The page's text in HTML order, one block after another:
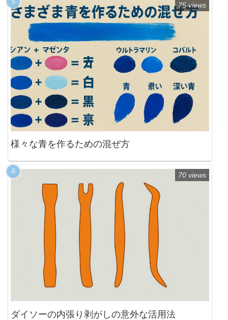
様々な青を作るための混ぜ方
75 views
ダイソーの内張り剥がしの意外な活用法
70 views